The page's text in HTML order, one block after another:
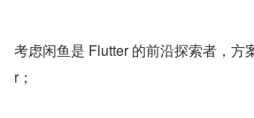
考虑闲鱼是 Flutter 的前沿探索者，方
r；